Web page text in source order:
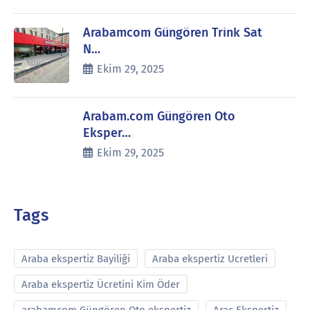
Arabamcom Güngören Trink Sat
N…
Ekim 29, 2025
Arabam.com Güngören Oto
Eksper…
Ekim 29, 2025
Tags
Araba ekspertiz Bayiliği Araba ekspertiz Ucretleri
Araba ekspertiz Ücretini Kim Öder